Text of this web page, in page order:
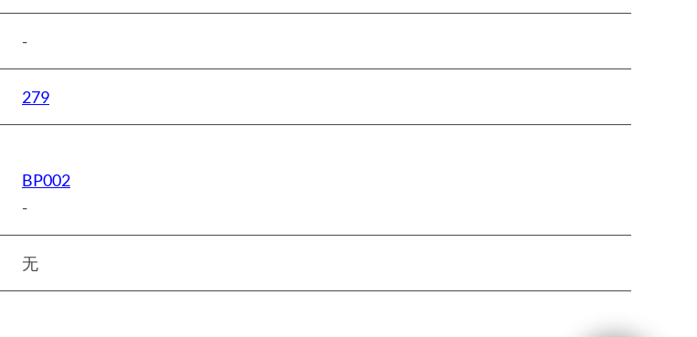
-
279
BP002
-
无